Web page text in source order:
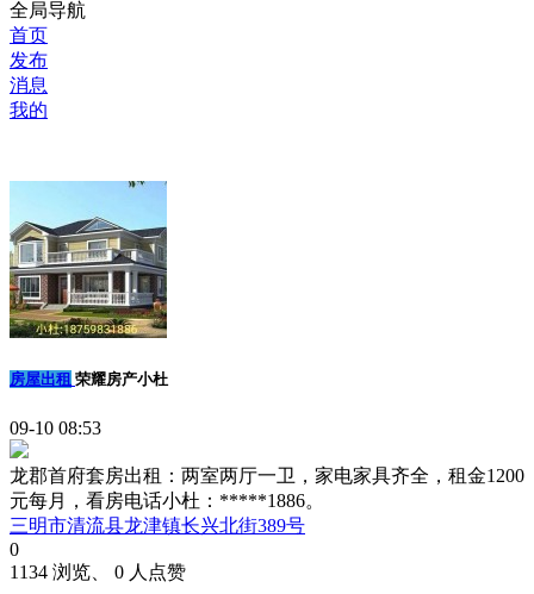
全局导航
首页
发布
消息
我的
房屋出租 荣耀房产小杜
09-10 08:53
龙郡首府套房出租：两室两厅一卫，家电家具齐全，租金1200
元每月，看房电话小杜：*****1886。
三明市清流县龙津镇长兴北街389号
0
1134 浏览、 0 人点赞